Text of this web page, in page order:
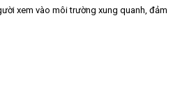
xem vào môi trường xung quanh, đảm